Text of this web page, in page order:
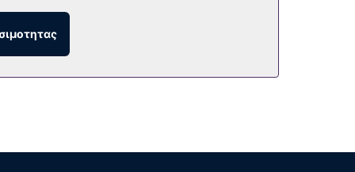
στον κήπο. Σερβίρεται δωρεάν πρωινό